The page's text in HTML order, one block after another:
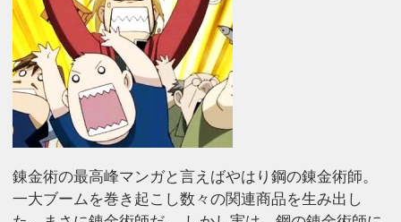
錬金術の最高峰マンガと言えばやはり鋼の錬金術師。
一大ブームを巻き起こし数々の関連商品を生み出し